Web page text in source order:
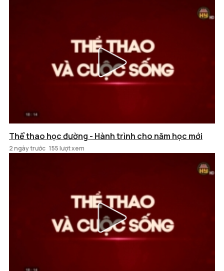
Thể thao học đường - Hành trình cho năm học mới
2 ngày trước 155 lượt xem